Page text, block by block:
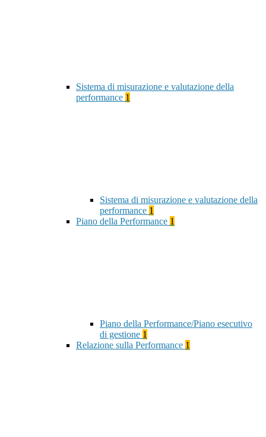
Sistema di misurazione e valutazione della
performance 1
Sistema di misurazione e valutazione della
performance 1
Piano della Performance 1
Piano della Performance/Piano esecutivo
di gestione 1
Relazione sulla Performance 1